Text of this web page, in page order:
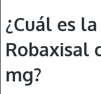
¿Cuál es
Robaxisal
mg?